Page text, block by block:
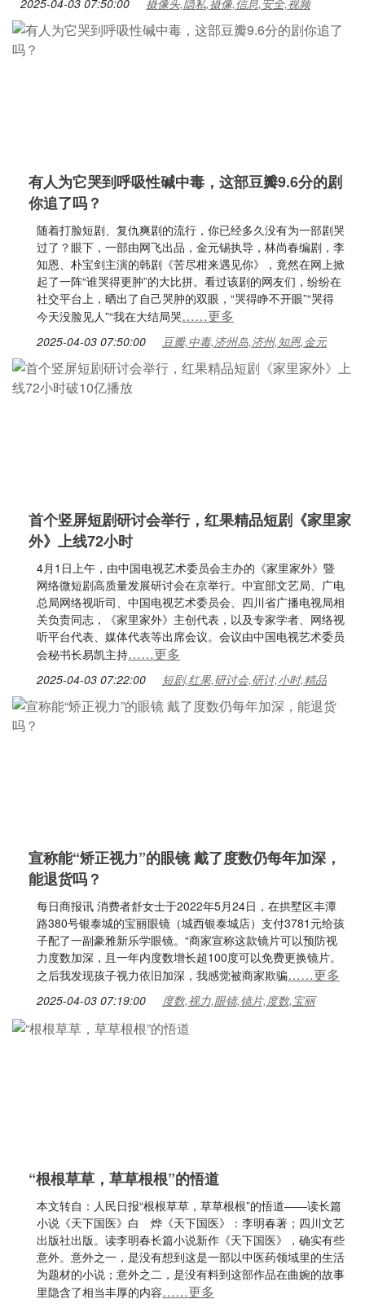
2025-04-03 07:50:00 摄像头,隐私,摄像,信息,安全,视频
有人为它哭到呼吸性碱中毒，这部豆瓣9.6分的剧
你追了吗？
随着打脸短剧、复仇爽剧的流行，你已经多久没有为一部剧哭
过了？眼下，一部由网飞出品，金元锡执导，林尚春编剧，李
知恩、朴宝剑主演的韩剧《苦尽柑来遇见你》，竟然在网上掀
起了一阵“谁哭得更肿”的大比拼。看过该剧的网友们，纷纷在
社交平台上，晒出了自己哭肿的双眼，“哭得睁不开眼”“哭得
今天没脸见人”“我在大结局哭……更多
2025-04-03 07:50:00 豆瓣,中毒,济州岛,济州,知恩,金元
首个竖屏短剧研讨会举行，红果精品短剧《家里家
外》上线72小时
4月1日上午，由中国电视艺术委员会主办的《家里家外》暨
网络微短剧高质量发展研讨会在京举行。中宣部文艺局、广电
总局网络视听司、中国电视艺术委员会、四川省广播电视局相
关负责同志，《家里家外》主创代表，以及专家学者、网络视
听平台代表、媒体代表等出席会议。会议由中国电视艺术委员
会秘书长易凯主持……更多
2025-04-03 07:22:00 短剧,红果,研讨会,研讨,小时,精品
宣称能“矫正视力”的眼镜 戴了度数仍每年加深，
能退货吗？
每日商报讯 消费者舒女士于2022年5月24日，在拱墅区丰潭
路380号银泰城的宝丽眼镜（城西银泰城店）支付3781元给孩
子配了一副豪雅新乐学眼镜。“商家宣称这款镜片可以预防视
力度数加深，且一年内度数增长超100度可以免费更换镜片。
之后我发现孩子视力依旧加深，我感觉被商家欺骗……更多
2025-04-03 07:19:00 度数,视力,眼镜,镜片,度数,宝丽
“根根草草，草草根根”的悟道
本文转自：人民日报“根根草草，草草根根”的悟道——读长篇
小说《天下国医》白 烨《天下国医》：李明春著；四川文艺
出版社出版。读李明春长篇小说新作《天下国医》，确实有些
意外。意外之一，是没有想到这是一部以中医药领域里的生活
为题材的小说；意外之二，是没有料到这部作品在曲婉的故事
里隐含了相当丰厚的内容……更多